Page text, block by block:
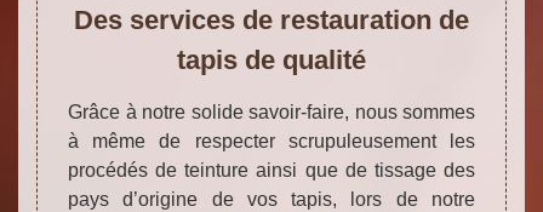
Des services de restauration de
tapis de qualité
Grâce à notre solide savoir-faire, nous sommes
à même de respecter scrupuleusement les
procédés de teinture ainsi que de tissage des
pays d’origine de vos tapis, lors de notre